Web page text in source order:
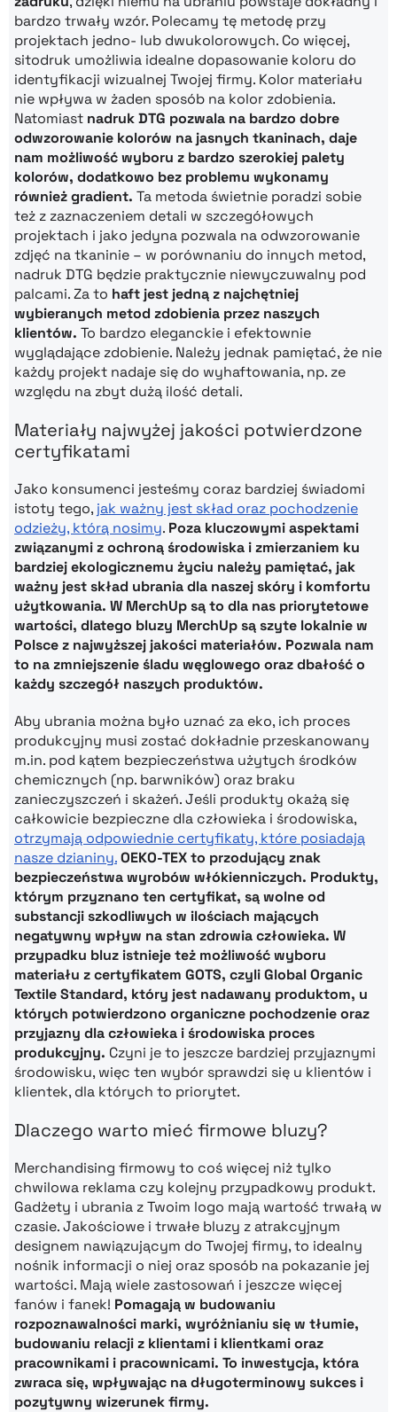
bardzo trwały wzór. Polecamy tę metodę przy
projektach jedno- lub dwukolorowych. Co więcej,
sitodruk umożliwia idealne dopasowanie koloru do
identyfikacji wizualnej Twojej firmy. Kolor materiału
nie wpływa w żaden sposób na kolor zdobienia.
Natomiast nadruk DTG pozwala na bardzo dobre
odwzorowanie kolorów na jasnych tkaninach, daje
nam możliwość wyboru z bardzo szerokiej palety
kolorów, dodatkowo bez problemu wykonamy
również gradient. Ta metoda świetnie poradzi sobie
też z zaznaczeniem detali w szczegółowych
projektach i jako jedyna pozwala na odwzorowanie
zdjęć na tkaninie – w porównaniu do innych metod,
nadruk DTG będzie praktycznie niewyczuwalny pod
palcami. Za to haft jest jedną z najchętniej
wybieranych metod zdobienia przez naszych
klientów. To bardzo eleganckie i efektownie
wyglądające zdobienie. Należy jednak pamiętać, że nie
każdy projekt nadaje się do wyhaftowania, np. ze
względu na zbyt dużą ilość detali.
Materiały najwyżej jakości potwierdzone
certyfikatami
Jako konsumenci jesteśmy coraz bardziej świadomi
istoty tego, jak ważny jest skład oraz pochodzenie
odzieży, którą nosimy. Poza kluczowymi aspektami
związanymi z ochroną środowiska i zmierzaniem ku
bardziej ekologicznemu życiu należy pamiętać, jak
ważny jest skład ubrania dla naszej skóry i komfortu
użytkowania. W MerchUp są to dla nas priorytetowe
wartości, dlatego bluzy MerchUp są szyte lokalnie w
Polsce z najwyższej jakości materiałów. Pozwala nam
to na zmniejszenie śladu węglowego oraz dbałość o
każdy szczegół naszych produktów.
Aby ubrania można było uznać za eko, ich proces
produkcyjny musi zostać dokładnie przeskanowany
m.in. pod kątem bezpieczeństwa użytych środków
chemicznych (np. barwników) oraz braku
zanieczyszczeń i skażeń. Jeśli produkty okażą się
całkowicie bezpieczne dla człowieka i środowiska,
otrzymają odpowiednie certyfikaty, które posiadają
nasze dzianiny.OEKO-TEX to przodujący znak
bezpieczeństwa wyrobów włókienniczych. Produkty,
którym przyznano ten certyfikat, są wolne od
substancji szkodliwych w ilościach mających
negatywny wpływ na stan zdrowia człowieka. W
przypadku bluz istnieje też możliwość wyboru
materiału z certyfikatem GOTS, czyliGlobal Organic
Textile Standard, który jest nadawany produktom, u
których potwierdzono organiczne pochodzenie oraz
przyjazny dla człowieka i środowiska proces
produkcyjny. Czyni je to jeszcze bardziej przyjaznymi
środowisku, więc ten wybór sprawdzi się u klientów i
klientek, dla których to priorytet.
Dlaczego warto mieć firmowe bluzy?
Merchandising firmowy to coś więcej niż tylko
chwilowa reklama czy kolejny przypadkowy produkt.
Gadżety i ubrania z Twoim logo mają wartość trwałą w
czasie. Jakościowe i trwałe bluzy z atrakcyjnym
designem nawiązującym do Twojej firmy, to idealny
nośnik informacji o niej oraz sposób na pokazanie jej
wartości. Mają wiele zastosowań i jeszcze więcej
fanów i fanek! Pomagają w budowaniu
rozpoznawalności marki, wyróżnianiu się w tłumie,
budowaniu relacji z klientami i klientkami oraz
pracownikami i pracownicami. To inwestycja, która
zwraca się, wpływając na długoterminowy sukces i
pozytywny wizerunek firmy.